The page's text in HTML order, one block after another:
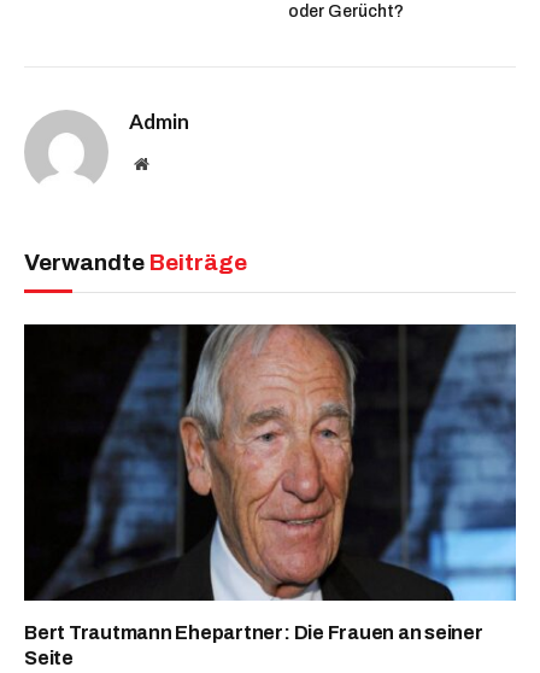
oder Gerücht?
Admin
Website
Verwandte Beiträge
Bert Trautmann Ehepartner: Die Frauen an seiner
Seite